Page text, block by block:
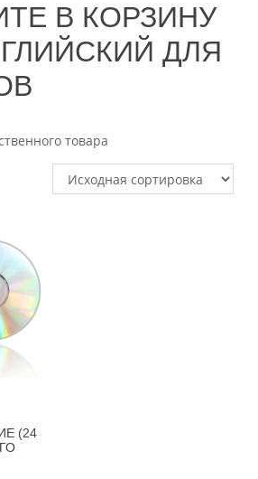
В КОРЗИНУ
ДЛЯ
товара
(24